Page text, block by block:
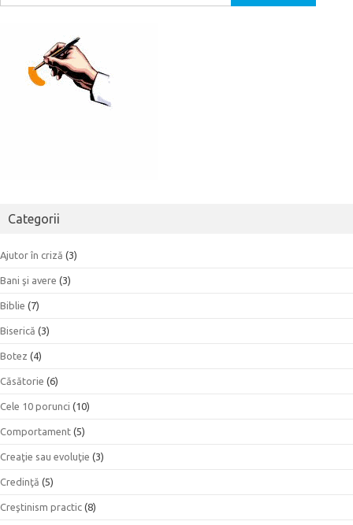
după:
Categorii
Ajutor în criză (3)
Bani şi avere (3)
Biblie (7)
Biserică (3)
Botez (4)
Căsătorie (6)
Cele 10 porunci (10)
Comportament (5)
Creaţie sau evoluţie (3)
Credinţă (5)
Creştinism practic (8)